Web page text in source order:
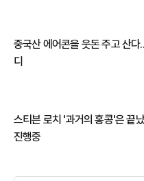
중국산 에어콘을 웃돈 주고 산다
디
스티븐 로치 '과거의 홍콩'은 끝
진행중